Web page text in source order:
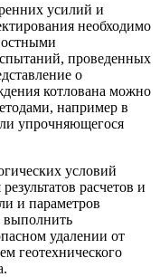
усилий и
необходимо
проведенных
о
котлована можно
например в
упрочняющегося
условий
расчетов и
и параметров
выполнить
удалении от
геотехнического